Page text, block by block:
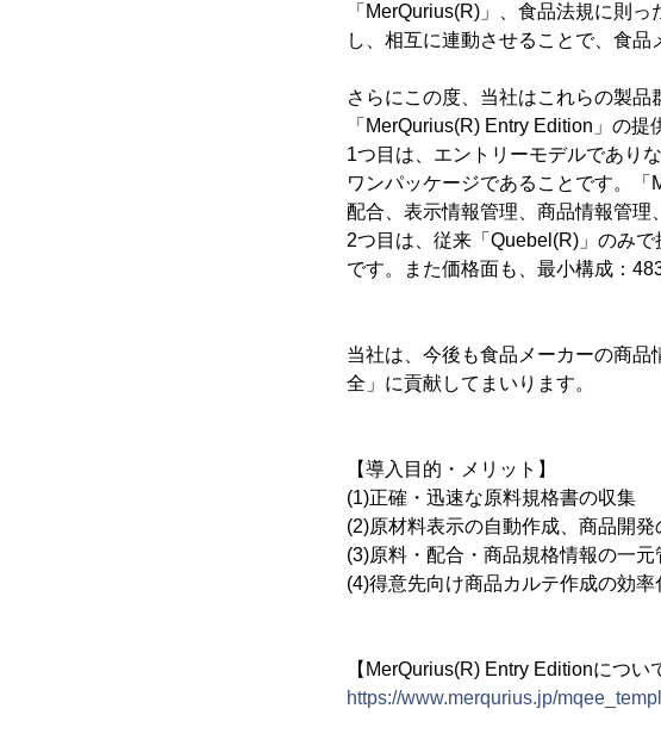
「MerQurius(R)」、食品法規に則
し、相互に連動させることで、食品
さらにこの度、当社はこれらの製
「MerQurius(R) Entry Edition」の
1つ目は、エントリーモデルであり
ワンパッケージであることです。「
配合、表示情報管理、商品情報管理
2つ目は、従来「Quebel(R)」のみ
です。また価格面も、最小構成：
当社は、今後も食品メーカーの商
全」に貢献してまいります。
【導入目的・メリット】
(1)正確・迅速な原料規格書の収集
(2)原材料表示の自動作成、商品開
(3)原料・配合・商品規格情報の一元
(4)得意先向け商品カルテ作成の効率
【MerQurius(R) Entry Editionについ
https://www.merqurius.jp/